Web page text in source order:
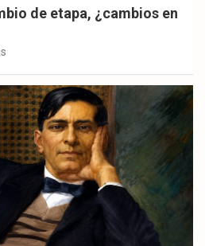
de etapa, ¿cambios en